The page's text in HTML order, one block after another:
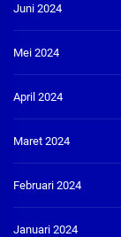
Juni 2024
Mei 2024
April 2024
Maret 2024
Februari 2024
Januari 2024